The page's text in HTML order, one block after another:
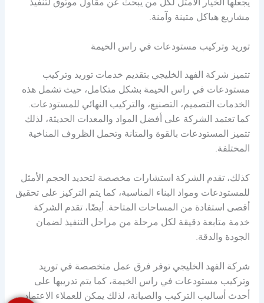
يجعلها الخيار الأمثل لكل من يبحث عن مقاول موثوق لتنفيذ
مشاريع هياكل متينة وآمنة.
توريد وتركيب مستودعات في راس الخيمة
تتميز شركة الفهد الخليجي بتقديم خدمات توريد وتركيب
مستودعات في راس الخيمة بشكل متكامل، حيث تشمل هذه
الخدمات التصميم، التصنيع، والتركيب النهائي للمستودعات.
كما تعتمد الشركة على أفضل المواد والمعدات الحديثة، لذلك
تتميز المستودعات بالقوة والمتانة وتحمل الظروف المناخية
المختلفة.
كذلك، تقدم الشركة استشارات مخصصة لتحديد الحجم الأمثل
للمستودعات ومواد البناء المناسبة، كما يتم التركيز على تحقيق
أقصى استفادة من المساحات المتاحة. أيضًا، تقدم الشركة
خدمة متابعة دقيقة لكل مرحلة من مراحل التنفيذ لضمان
الجودة والدقة.
شركة الفهد الخليجي توفر فرق عمل متخصصة في توريد
وتركيب مستودعات في راس الخيمة، كما يتم تدريبها على
أحدث أساليب التركيب والصيانة، لذلك يمكن للعملاء الاعتماد